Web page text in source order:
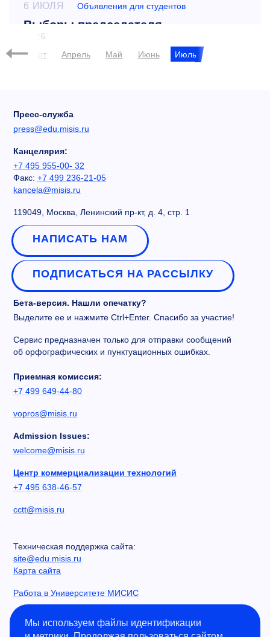
2026
Март
Апрель Май Июнь Июль
6 ИЮЛЯ Объявления для студентов
Выборы председателя
Студенческого совета НИТУ МИСИС
Пресс-служба
press@edu.misis.ru
Канцелярия:
+7 495 955-00- 32
Факс: +7 499 236-21-05
kancela@misis.ru
119049, Москва, Ленинский пр-кт, д. 4, стр. 1
НАПИСАТЬ НАМ
ПОДПИСАТЬСЯ НА РАССЫЛКУ
Бета-версия. Нашли опечатку?
Выделите ее и нажмите Ctrl+Enter. Спасибо за участие!
Сервис предназначен только для отправки сообщений
об орфографических и пунктуационных ошибках.
Приемная комиссия:
+7 499 649-44-80
vopros@misis.ru
Admission Issues:
welcome@misis.ru
Центр коммерциализации технологий
+7 495 638-46-57
cctt@misis.ru
Техническая поддержка сайта:
site@edu.misis.ru
Карта сайта
Работа в Университете МИСИС
Сведения об образовательной организации
Мы используем файлы идентификации